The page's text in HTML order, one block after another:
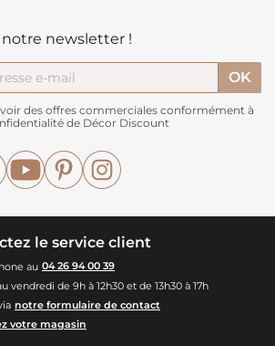
newsletter !
des offres commerciales conformément à
de Décor Discount
FacebookYouTubePinterest
le service client
au 04 26 94 00 39
vendredi de 9h à 12h30 et de 13h30 à 17h
notre formulaire de contact
votre magasin